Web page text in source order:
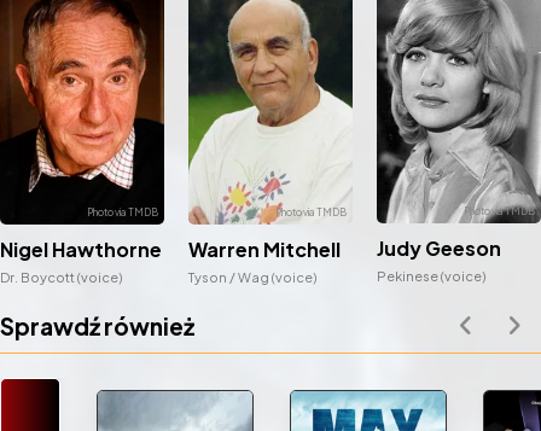
Nigel Hawthorne
Dr. Boycott (voice)
Warren Mitchell
Tyson / Wag (voice)
Judy Geeson
Pekinese (voice)
Sprawdź również